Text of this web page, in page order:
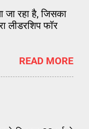
रहा है, जिसका
लीडरशिप फॉर
READ MORE